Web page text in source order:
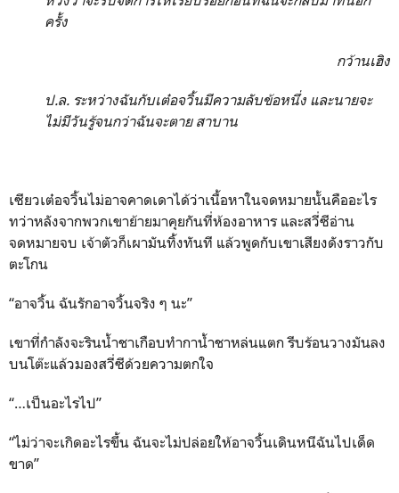
ครั้ง
กว้านเฮิง
ป.ล. ระหว่างฉันกับเต๋อจวิ้นมีความลับข้อหนึ่ง และนายจะ
ไม่มีวันรู้จนกว่าฉันจะตาย สาบาน
เซียวเต๋อจวิ้นไม่อาจคาดเดาได้ว่าเนื้อหาในจดหมายนั้นคืออะไร
ทว่าหลังจากพวกเขาย้ายมาคุยกันที่ห้องอาหาร และสวี่ซีอ่าน
จดหมายจบ เจ้าตัวก็เผามันทิ้งทันที แล้วพูดกับเขาเสียงดังราวกับ
ตะโกน
“อาจวิ้น ฉันรักอาจวิ้นจริง ๆ นะ”
เขาที่กำลังจะรินน้ำชาเกือบทำกาน้ำชาหล่นแตก รีบร้อนวางมันลง
บนโต๊ะแล้วมองสวี่ซีด้วยความตกใจ
“…เป็นอะไรไป”
“ไม่ว่าจะเกิดอะไรขึ้น ฉันจะไม่ปล่อยให้อาจวิ้นเดินหนีฉันไปเด็ด
ขาด”